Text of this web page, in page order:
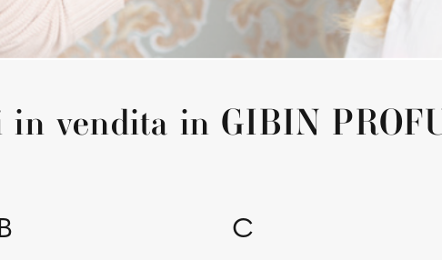
vendita in GIBIN
C